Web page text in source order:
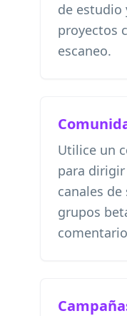
de estudio
proyectos
escaneo.
Utilice un
para
canales
grupos